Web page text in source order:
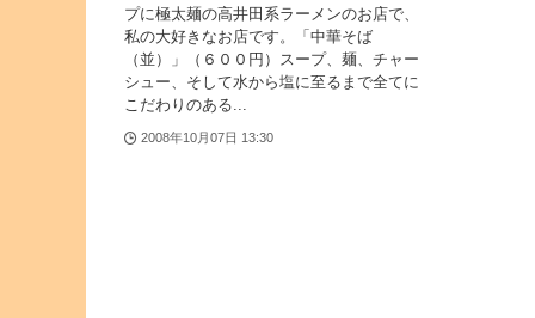
プに極太麺の高井田系ラーメンのお店で、
私の大好きなお店です。「中華そば
（並）」（６００円）スープ、麺、チャー
シュー、そして水から塩に至るまで全てに
こだわりのある...
2008年10月07日 13:30